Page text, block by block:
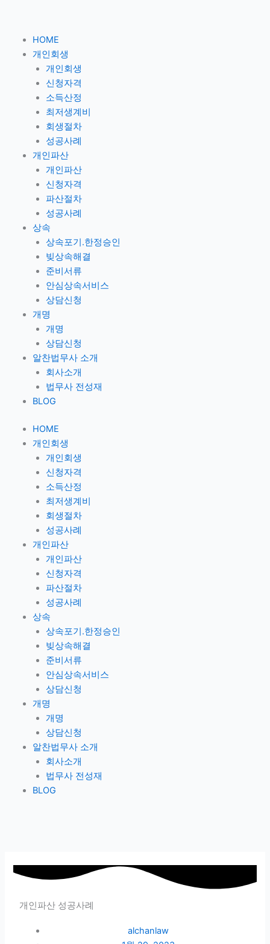
HOME
개인회생
개인회생
신청자격
소득산정
최저생계비
회생절차
성공사례
개인파산
개인파산
신청자격
파산절차
성공사례
상속
상속포기.한정승인
빚상속해결
준비서류
안심상속서비스
상담신청
개명
개명
상담신청
알찬법무사 소개
회사소개
법무사 전성재
BLOG
HOME
개인회생
개인회생
신청자격
소득산정
최저생계비
회생절차
성공사례
개인파산
개인파산
신청자격
파산절차
성공사례
상속
상속포기.한정승인
빚상속해결
준비서류
안심상속서비스
상담신청
개명
개명
상담신청
알찬법무사 소개
회사소개
법무사 전성재
BLOG
개인파산 성공사례
alchanlaw